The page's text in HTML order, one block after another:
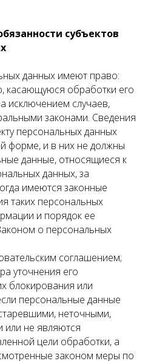
субъектов
данных имеют право:
касающуюся обработки его
исключением случаев,
законами. Сведения
персональных данных
форме, и в них не должны
данные, относящиеся к
данных, за
имеются законные
таких персональных
и порядок ее
о персональных
соглашением;
уточнения его
блокирования или
персональные данные
неточными,
или не являются
цели обработки, а
законом меры по